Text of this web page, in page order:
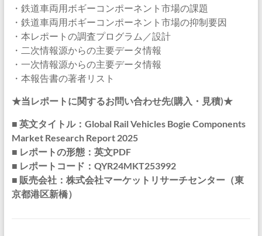
・鉄道車両用ボギーコンポーネント市場の課題
・鉄道車両用ボギーコンポーネント市場の抑制要因
・本レポートの調査プログラム／設計
・二次情報源からの主要データ情報
・一次情報源からの主要データ情報
・本報告書の著者リスト
★当レポートに関するお問い合わせ先(購入・見積)★
■ 英文タイトル：Global Rail Vehicles Bogie Components
Market Research Report 2025
■ レポートの形態：英文PDF
■ レポートコード：QYR24MKT253992
■ 販売会社：株式会社マーケットリサーチセンター（東
京都港区新橋）